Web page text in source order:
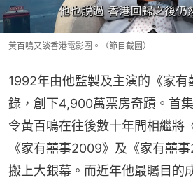
黃百鳴又談香港電影圈。（節目截圖）
1992年由他監製及主演的《家有
錄，創下4,900萬票房奇蹟。首
令黃百鳴在往後數十年間相繼將
《家有囍事2009》及《家有囍
搬上大銀幕。而近年他最矚目的